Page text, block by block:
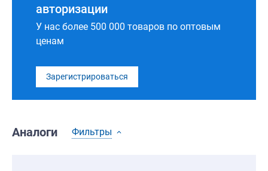
авторизации
У нас более 500 000 товаров по оптовым
ценам
Зарегистрироваться
Аналоги Фильтры